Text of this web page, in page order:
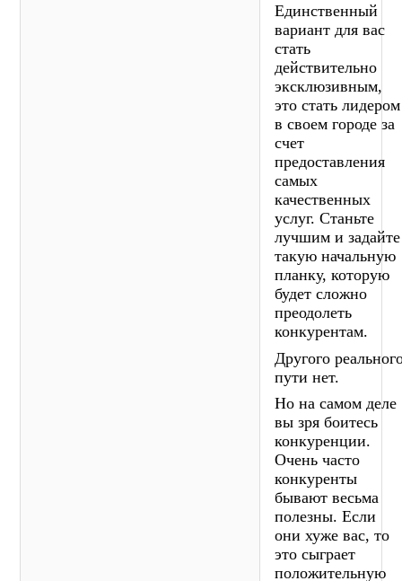
Единственный
вариант для вас
стать
действительно
эксклюзивным,
это стать лидером
в своем городе за
счет
предоставления
самых
качественных
услуг. Станьте
лучшим и задайте
такую начальную
планку, которую
будет сложно
преодолеть
конкурентам.
Другого
пути нет.
Но на самом деле
вы зря боитесь
конкуренции.
Очень часто
конкуренты
бывают весьма
полезны. Если
они хуже вас, то
это сыграет
положительную